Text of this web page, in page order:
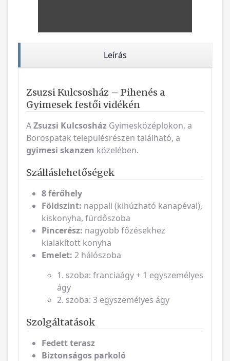
Zsuzsi Kulcsosház – Pihenés a
AZsuzsi KulcsosházGyimesközéplokon, a
Borospatak településrészen található, a
gyimesi skanzenközelében.
Szálláslehetőségek
8 férőhely
Földszint:nappali (kihúzható kanapéval),
kiskonyha, fürdőszoba
Pincerész: nagyobb főzésekhez
kialakított konyha
Emelet:2 hálószoba
1. szoba: franciaágy + 1 egyszemélyes
ágy
2. szoba: 3 egyszemélyes ágy
Szolgáltatások
Fedett terasz
Biztonságos parkoló
Kert és grillező